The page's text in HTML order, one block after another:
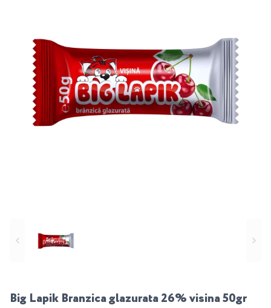
Big Lapik Branzica glazurata 26% visina 50gr